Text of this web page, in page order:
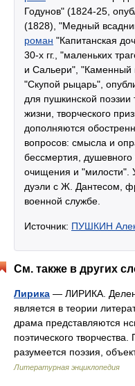
Годунов" (1824-25,
(1828), "Медный
роман "Капитанская
30-х гг., "маленьких
и Сальери", "Каменный
"Скупой рыцарь",
для пушкинской
жизни, творческого
дополняются
вопросов: смысла и
бессмертия, душевного
очищения и "милости".
дуэли с Ж. Дантесом,
военной службе.
Источник: ПУШКИН
См. также в других
Лирика — ЛИРИКА.
является в теории
драма представляются
поэтического
разумеется поэзия,
Литературная энциклопедия